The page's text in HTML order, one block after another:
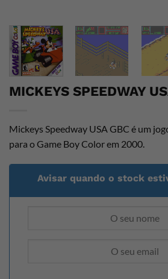
MICKEYS SPEEDWAY
Mickeys Speedway USA GBC é um
para o Game Boy Color em 2000.
Avisar quando o stock